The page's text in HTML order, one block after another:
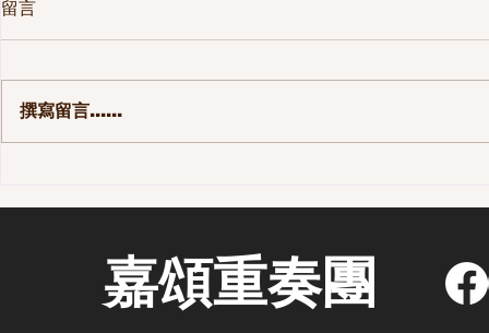
現的事
街區 - 老嘉
留言
撰寫留言......
嘉頌重奏團